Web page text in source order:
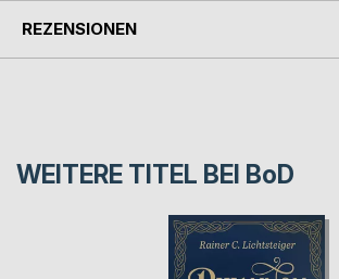
REZENSIONEN
WEITERE TITEL BEI BoD